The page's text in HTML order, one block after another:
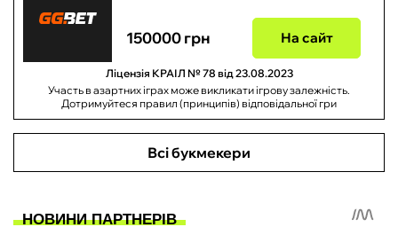
150000 грн На сайт
Ліцензія КРАІЛ № 78 від 23.08.2023
Участь в азартних іграх може викликати ігрову залежність.
Дотримуйтеся правил (принципів) відповідальної гри
Всі букмекери